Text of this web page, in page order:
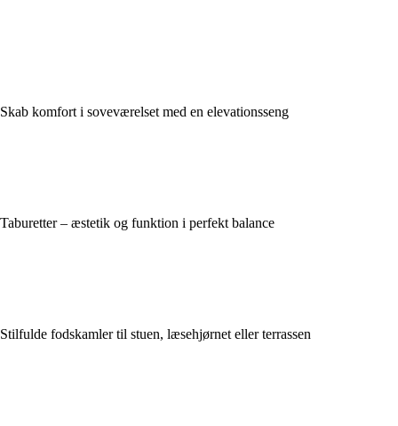
Skab komfort i soveværelset med en elevationsseng
Taburetter – æstetik og funktion i perfekt balance
Stilfulde fodskamler til stuen, læsehjørnet eller terrassen